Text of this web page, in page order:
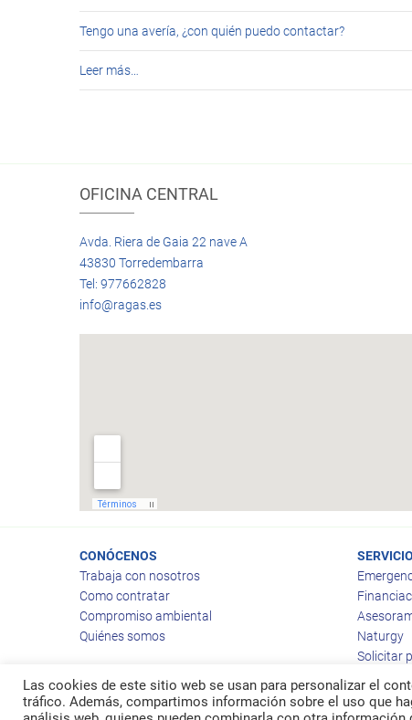
Tengo una avería, ¿con quién puedo contactar?
Leer más…
OFICINA CENTRAL
Avda. Riera de Gaia 22 nave A
43830 Torredembarra
Tel: 977662828
info@ragas.es
CONÓCENOS
Trabaja con nosotros
Como contratar
Compromiso ambiental
Quiénes somos
Naturgy
Solicitar
Las cookies de este sitio web se usan para personalizar el
tráfico. Además, compartimos información sobre el uso que